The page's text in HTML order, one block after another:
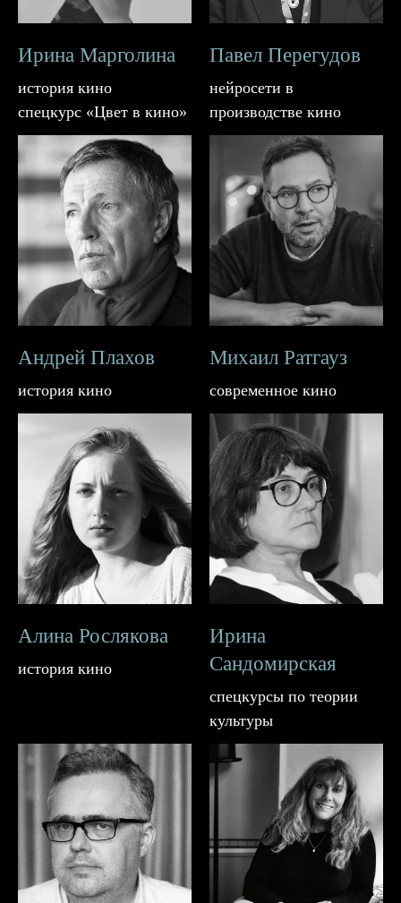
Ирина Марголина
история кино
спецкурс «Цвет в кино»
Павел Перегудов
нейросети в
производстве кино
Андрей Плахов
история кино
Михаил Ратгауз
современное кино
Алина Рослякова
история кино
Ирина
Сандомирская
спецкурсы по теории
культуры